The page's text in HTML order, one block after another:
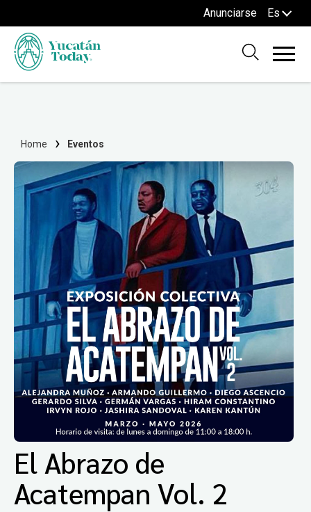
Anunciarse Es
Home Eventos
El Abrazo de
Acatempan Vol. 2